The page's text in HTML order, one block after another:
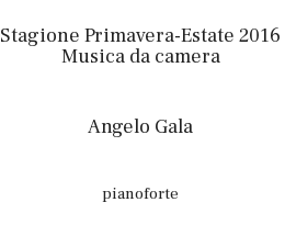
Stagione Primavera-Estate 2016
Musica da camera
Angelo Gala
pianoforte